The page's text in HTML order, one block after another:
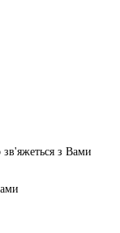
з Вами